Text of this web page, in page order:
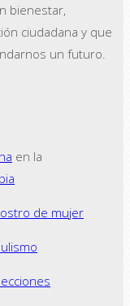
bienestar,
ciudadana y que
un futuro.
en la
de mujer